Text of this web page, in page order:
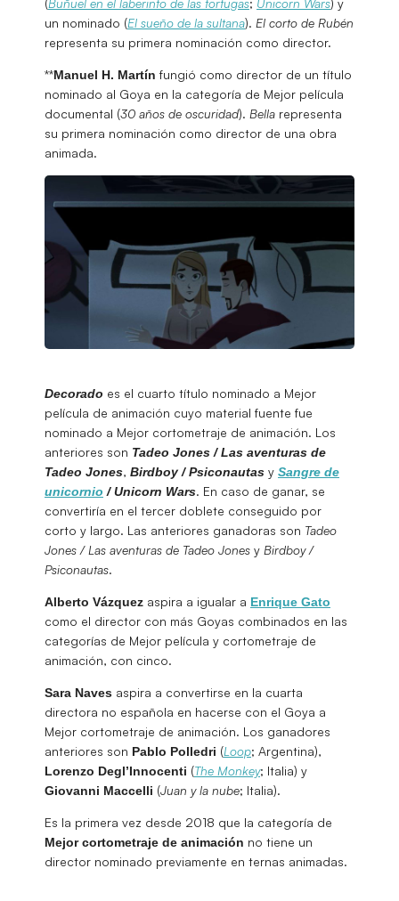
un nominado (El sueño de la sultana). El corto de Rubén
representa su primera nominación como director.
**Manuel H. Martín fungió como director de un título
nominado al Goya en la categoría de Mejor película
documental (30 años de oscuridad). Bella representa
su primera nominación como director de una obra
animada.
Decorado es el cuarto título nominado a Mejor
película de animación cuyo material fuente fue
nominado a Mejor cortometraje de animación. Los
anteriores son Tadeo Jones / Las aventuras de
Tadeo Jones, Birdboy / Psiconautas y Sangre de
unicornio / Unicorn Wars. En caso de ganar, se
convertiría en el tercer doblete conseguido por
corto y largo. Las anteriores ganadoras son Tadeo
Jones / Las aventuras de Tadeo Jones y Birdboy /
Psiconautas.
Alberto Vázquez aspira a igualar a Enrique Gato
como el director con más Goyas combinados en las
categorías de Mejor película y cortometraje de
animación, con cinco.
Sara Naves aspira a convertirse en la cuarta
directora no española en hacerse con el Goya a
Mejor cortometraje de animación. Los ganadores
anteriores son Pablo Polledri (Loop; Argentina),
Lorenzo Degl’Innocenti (The Monkey; Italia) y
Giovanni Maccelli (Juan y la nube; Italia).
Es la primera vez desde 2018 que la categoría de
Mejor cortometraje de animación no tiene un
director nominado previamente en ternas animadas.